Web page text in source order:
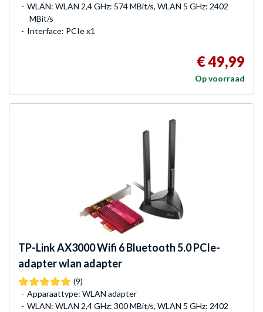
WLAN: WLAN 2,4 GHz: 574 MBit/s, WLAN 5 GHz: 2402
MBit/s
Interface: PCIe x1
€ 49,99
Op voorraad
TP-LinkAX3000 Wifi 6 Bluetooth 5.0 PCIe-
adapter wlan adapter
(9)
Apparaattype: WLAN adapter
WLAN: WLAN 2,4 GHz: 300 MBit/s, WLAN 5 GHz: 2402